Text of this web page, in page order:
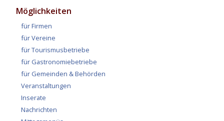
Möglichkeiten
für Firmen
für Vereine
für Tourismusbetriebe
für Gastronomiebetriebe
für Gemeinden & Behörden
Veranstaltungen
Inserate
Nachrichten